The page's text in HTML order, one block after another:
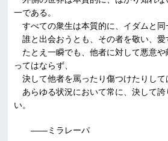
一である。
すべての衆生は本質的に、イダムと同
誰と出会おうとも、その者を敬い、愛
たとえ一瞬でも、他者に対して悪意や
ってはならず、
決して他者を罵ったり傷つけたりして
あらゆる状況において常に、決して誇
い。
――ミラレーパ